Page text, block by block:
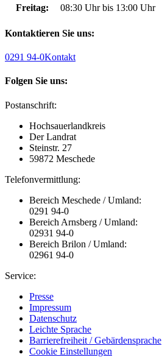
Freitag:
08:30 Uhr bis 13:00 Uhr
Kontaktieren Sie uns:
0291 94-0Kontakt
Folgen Sie uns:
Postanschrift:
Hochsauerlandkreis
Der Landrat
Steinstr. 27
59872 Meschede
Telefonvermittlung:
Bereich Meschede / Umland:
0291 94-0
Bereich Arnsberg / Umland:
02931 94-0
Bereich Brilon / Umland:
02961 94-0
Service:
Presse
Impressum
Datenschutz
Leichte Sprache
Barrierefreiheit / Gebärdensprache
Cookie Einstellungen